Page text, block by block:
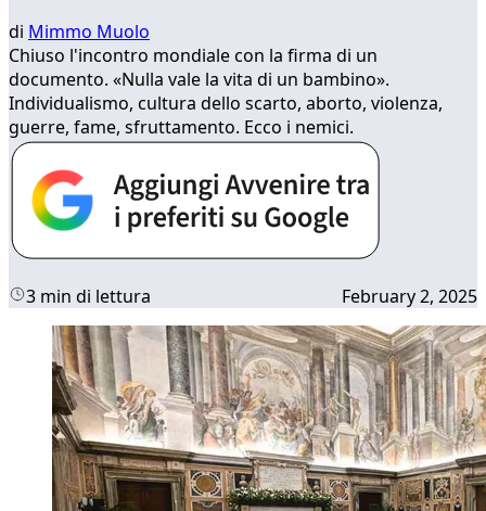
di Mimmo Muolo
Chiuso l'incontro mondiale con la firma di un
documento. «Nulla vale la vita di un bambino».
Individualismo, cultura dello scarto, aborto, violenza,
guerre, fame, sfruttamento. Ecco i nemici.
3 min di lettura February 2, 2025